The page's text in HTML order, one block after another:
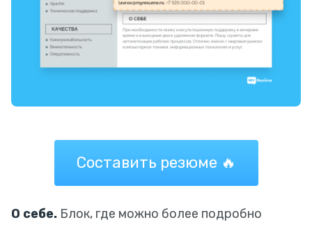
Составить резюме 🔥
О себе. Блок, где можно более подробно